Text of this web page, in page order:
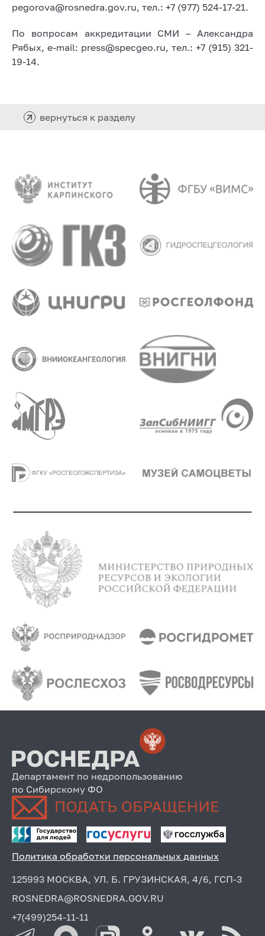
pegorova@rosnedra.gov.ru, тел.: +7 (977) 524-17-21.
По вопросам аккредитации СМИ – Александра
Рябых, e-mail: press@specgeo.ru, тел.: +7 (915) 321-
19-14.
вернуться к разделу
Департамент по недропользованию
по Сибирскому ФО
Политика обработки персональных данных
125993 МОСКВА, УЛ. Б. ГРУЗИНСКАЯ, 4/6, ГСП-3
ROSNEDRA@ROSNEDRA.GOV.RU
+7(499)254-11-11